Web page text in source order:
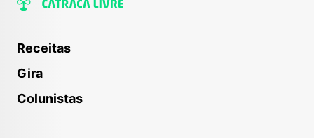
Receitas
Gira
Colunistas